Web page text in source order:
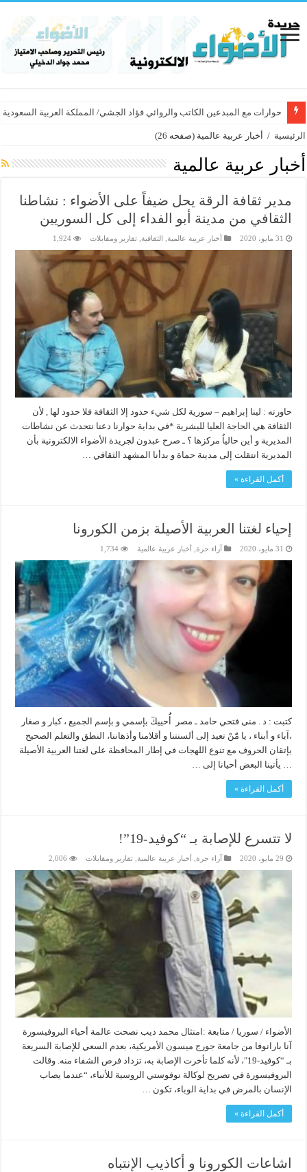
حوارات مع المبدعين الكاتب والروائي فؤاد الجشي/ المملكة العربية السعودية
الرئيسية / أخبار عربية عالمية (صفحه 26)
أخبار عربية عالمية
مدير ثقافة الرقة يحل ضيفاً على الأضواء : نشاطنا
الثقافي من مدينة أبو الفداء إلى كل السوريين
31 مايو، 2020 أخبار عربية عالمية الثقافية ,تقارير ومقابلات 1,924
حاورته : لينا إبراهيم – سورية لكل شيء حدود إلا الثقافة فلا حدود لها , لأن
الثقافة هي الحاجة العليا للبشرية *في بداية حوارنا دعنا نتحدث عن نشاطات
المديرية و أين حالياُ مركزها ؟ ـ صرح عبدون لجريدة الأضواء الالكترونية بأن
المديرية انتقلت إلى مدينة حماة و بدأنا المشهد الثقافي …
أكمل القراءة »
إحياء لغتنا العربية الأصيلة بزمن الكورونا
31 مايو، 2020 آراء حرة أخبار عربية عالمية 1,734
كتبت : د . منى فتحي حامد ـ مصر أُُحييكٓ بإسمي و بإسم الجميع ، كبار و صغار
،آباء و أبناء ، يا مٌٓنْ تعيد إلى ألسنتنا و أقلامنا وأذهاننا، النطق والتعلم الصحيح
بإتقان الحروف مع تنوع اللهجات في إطار المحافظة على لغتنا العربية الأصيلة
… يأتينا البعض أحيانا إلى …
أكمل القراءة »
لا تتسرع للإصابة بـ “كوفيد-19”!
29 مايو، 2020 آراء حرة أخبار عربية عالمية ,تقارير ومقابلات 2,006
الأضواء / سوريا / متابعة :امتثال محمد ديب نصحت عالمة أحياء البروفيسورة
آنا بارانوفا من جامعة جورج ميسون الأمريكية، بعدم السعي للإصابة السريعة
بـ “كوفيد-19″، لأنه كلما تأخرت الإصابة به، تزداد فرص الشفاء منه. وقالت
البروفيسورة في تصريح لوكالة نوفوستي الروسية للأنباء، “عندما يصاب
الإنسان بالمرض في بداية الوباء، تكون …
أكمل القراءة »
اشاعات الكورونا و أكاذيب الإنتباه